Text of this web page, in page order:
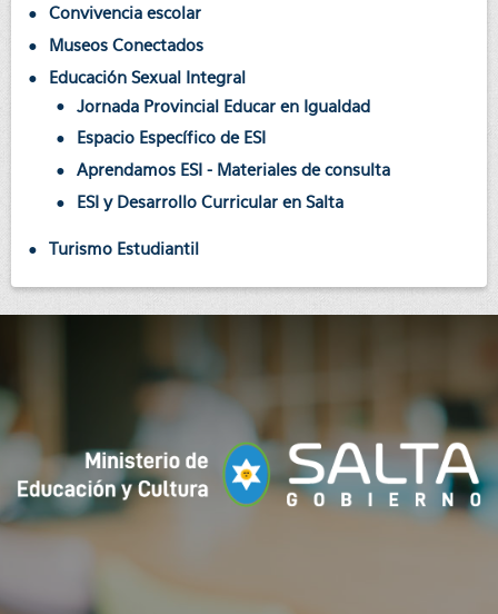
Convivencia escolar
Museos Conectados
Educación Sexual Integral
Jornada Provincial Educar en Igualdad
Espacio Específico de ESI
Aprendamos ESI - Materiales de consulta
ESI y Desarrollo Curricular en Salta
Turismo Estudiantil